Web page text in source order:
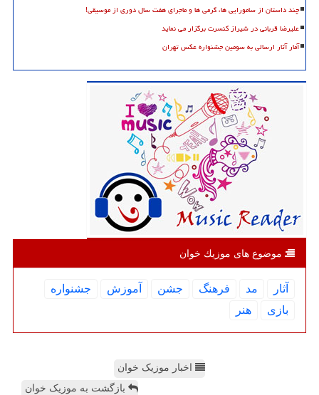
چند داستان از سامورایی ها، گرمی ها و ماجرای هفت سال دوری از موسیقی!
علیرضا قربانی در شیراز کنسرت برگزار می نماید
آمار آثار ارسالی به سومین جشنواره عکس تهران
موضوع های موزیك خوان
آثار مد فرهنگ جشن آموزش
جشنواره
بازی
هنر
اخبار موزیک خوان
بازگشت به موزیک خوان